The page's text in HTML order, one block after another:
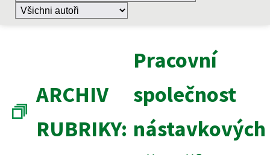
ARCHIV
RUBRIKY:
Pracovní
společnost
nástavkových